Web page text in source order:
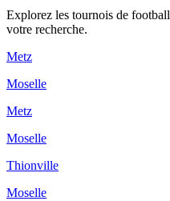
Explorez les tournois de football
votre recherche.
Metz
Moselle
Metz
Moselle
Thionville
Moselle